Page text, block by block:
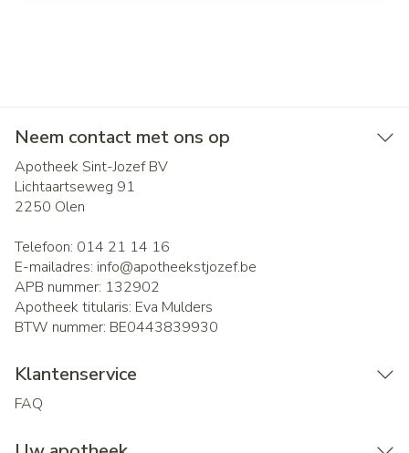
Neem contact met ons op
Apotheek Sint-Jozef BV
Lichtaartseweg 91
2250 Olen
Telefoon: 014 21 14 16
E-mailadres: info@apotheekstjozef.be
APB nummer: 132902
Apotheek titularis: Eva Mulders
BTW nummer: BE0443839930
Klantenservice
FAQ